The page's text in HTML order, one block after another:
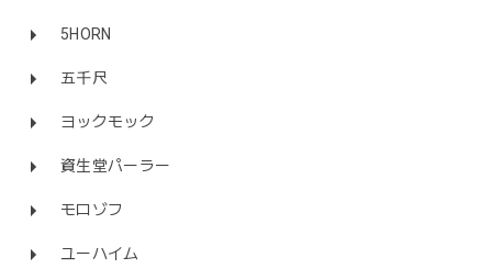
5HORN
五千尺
ヨックモック
資生堂パーラー
モロゾフ
ユーハイム